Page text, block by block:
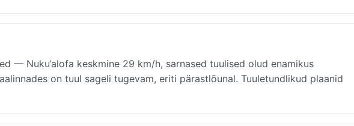
— Nuku‘alofa keskmine 29 km/h, sarnased tuulised olud enamikus
on tuul sageli tugevam, eriti pärastlõunal. Tuuletundlikud plaanid